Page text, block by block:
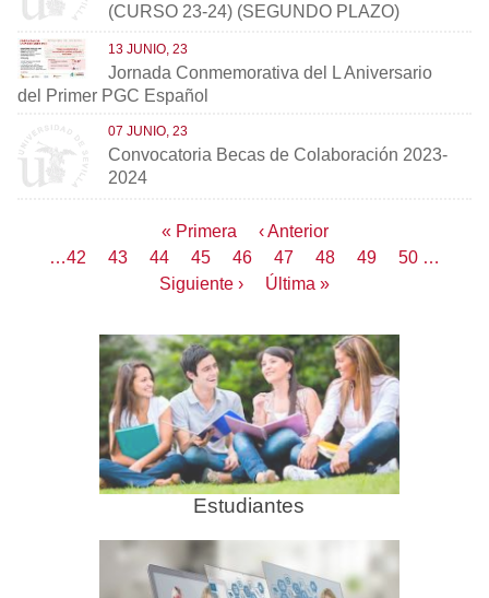
(CURSO 23-24) (SEGUNDO PLAZO)
13 JUNIO, 23
Jornada Conmemorativa del L Aniversario
del Primer PGC Español
07 JUNIO, 23
Convocatoria Becas de Colaboración 2023-
2024
Primera
página
« Primera
Página
anterior
‹ Anterior
Page
…42 Page
43 Page
44 Page
45
Página
actual
46 Page
47 Page
48 Page
49 Page
50 …
Siguiente
Siguiente ›
Última
Última »
Estudiantes